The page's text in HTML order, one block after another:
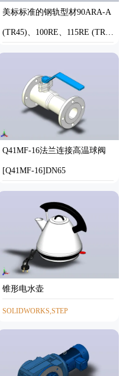
美标标准的钢轨型材90ARA-A
(TR45)、100RE、115RE (TR5
7)、119RE、132RE、136 re(T
R68)、141 AB和100ARA-B
IGS,SOLIDWORKS,STEP
Q41MF-16法兰连接高温球阀
[Q41MF-16]DN65
STEP
锥形电水壶
SOLIDWORKS,STEP